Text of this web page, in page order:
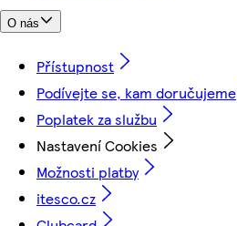
O nás
Přístupnost
Podívejte se, kam doručujeme
Poplatek za službu
Nastavení Cookies
Možnosti platby
itesco.cz